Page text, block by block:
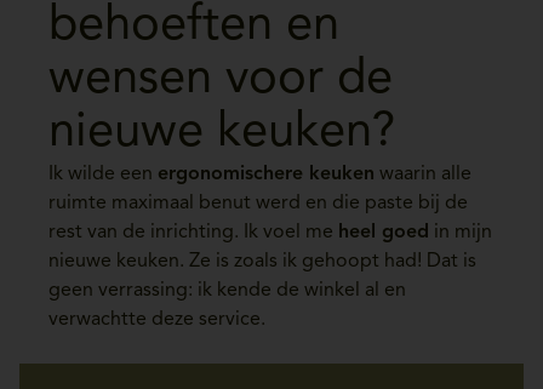
behoeften en
wensen voor de
nieuwe keuken?
Ik wilde een ergonomischere keuken waarin alle
ruimte maximaal benut werd en die paste bij de
rest van de inrichting. Ik voel me heel goed in mijn
nieuwe keuken. Ze is zoals ik gehoopt had! Dat is
geen verrassing: ik kende de winkel al en
verwachtte deze service.